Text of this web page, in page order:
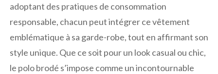
adoptant des pratiques de consommation
responsable, chacun peut intégrer ce vêtement
emblématique à sa garde-robe, tout en affirmant son
style unique. Que ce soit pour un look casual ou chic,
le polo brodé s’impose comme un incontournable